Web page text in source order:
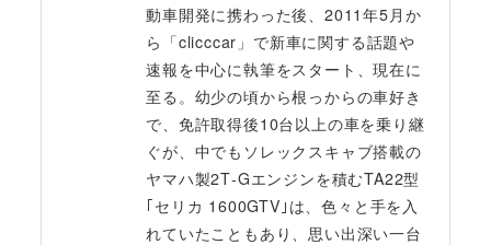
動車開発に携わった後、2011年5月か
ら「clicccar」で新車に関する話題や
速報を中心に執筆をスタート、現在に
至る。幼少の頃から根っからの車好き
で、免許取得後10台以上の車を乗り継
ぐが、中でもソレックスキャブ搭載の
ヤマハ製2T‐Gエンジンを積むTA22型
｢セリカ 1600GTV｣は、色々と手を入
れていたこともあり、思い出深い一台